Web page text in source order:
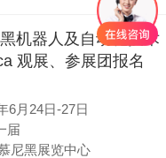
机器人及自动化技术
观展、参展团报名
6月24日-27日
届
尼黑展览中心